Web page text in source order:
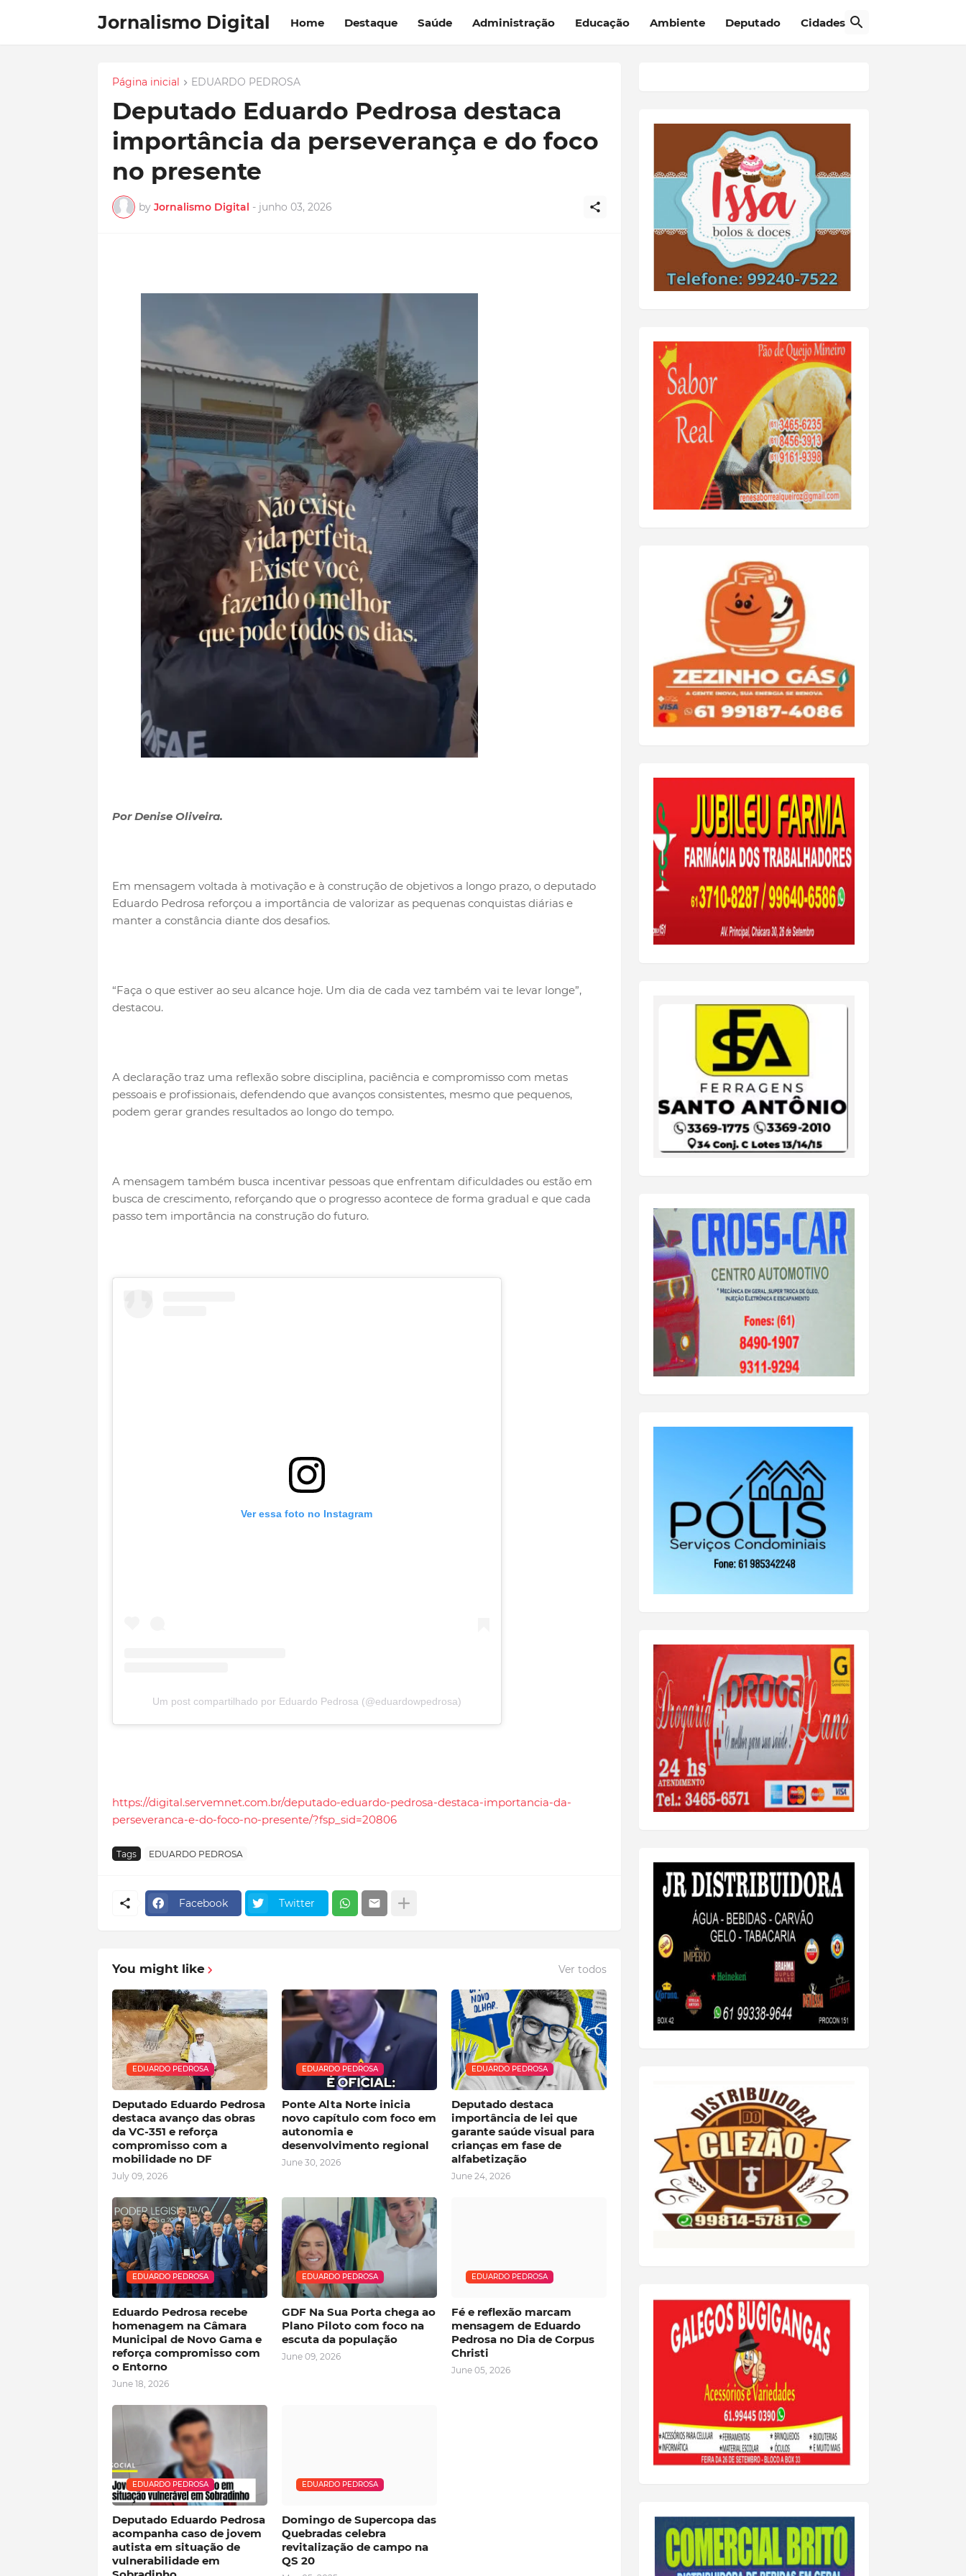
Jornalismo Digital Home Destaque Saúde Administração Educação Ambiente Deputado Cidades
Página inicial EDUARDO PEDROSA
Deputado Eduardo Pedrosa destaca
importância da perseverança e do foco
no presente
by Jornalismo Digital - junho 03, 2026
Por Denise Oliveira.
Em mensagem voltada à motivação e à construção de objetivos a longo prazo, o deputado
Eduardo Pedrosa reforçou a importância de valorizar as pequenas conquistas diárias e
manter a constância diante dos desafios.
“Faça o que estiver ao seu alcance hoje. Um dia de cada vez também vai te levar longe”,
destacou.
A declaração traz uma reflexão sobre disciplina, paciência e compromisso com metas
pessoais e profissionais, defendendo que avanços consistentes, mesmo que pequenos,
podem gerar grandes resultados ao longo do tempo.
A mensagem também busca incentivar pessoas que enfrentam dificuldades ou estão em
busca de crescimento, reforçando que o progresso acontece de forma gradual e que cada
passo tem importância na construção do futuro.
Ver essa foto no Instagram
Um post compartilhado por Eduardo Pedrosa (@eduardowpedrosa)
https://digital.servemnet.com.br/deputado-eduardo-pedrosa-destaca-importancia-da-
perseveranca-e-do-foco-no-presente/?fsp_sid=20806
Tags EDUARDO PEDROSA
Facebook Twitter
You might like Ver todos
EDUARDO PEDROSA
Deputado Eduardo Pedrosa
destaca avanço das obras
da VC-351 e reforça
compromisso com a
mobilidade no DF
July 09, 2026
EDUARDO PEDROSA
Ponte Alta Norte inicia
novo capítulo com foco em
autonomia e
desenvolvimento regional
June 30, 2026
EDUARDO PEDROSA
Deputado destaca
importância de lei que
garante saúde visual para
crianças em fase de
alfabetização
June 24, 2026
EDUARDO PEDROSA
Eduardo Pedrosa recebe
homenagem na Câmara
Municipal de Novo Gama e
reforça compromisso com
o Entorno
June 18, 2026
EDUARDO PEDROSA
GDF Na Sua Porta chega ao
Plano Piloto com foco na
escuta da população
June 09, 2026
EDUARDO PEDROSA
Fé e reflexão marcam
mensagem de Eduardo
Pedrosa no Dia de Corpus
Christi
June 05, 2026
EDUARDO PEDROSA
Deputado Eduardo Pedrosa
acompanha caso de jovem
autista em situação de
vulnerabilidade em
EDUARDO PEDROSA
Domingo de Supercopa das
Quebradas celebra
revitalização de campo na
QS 20